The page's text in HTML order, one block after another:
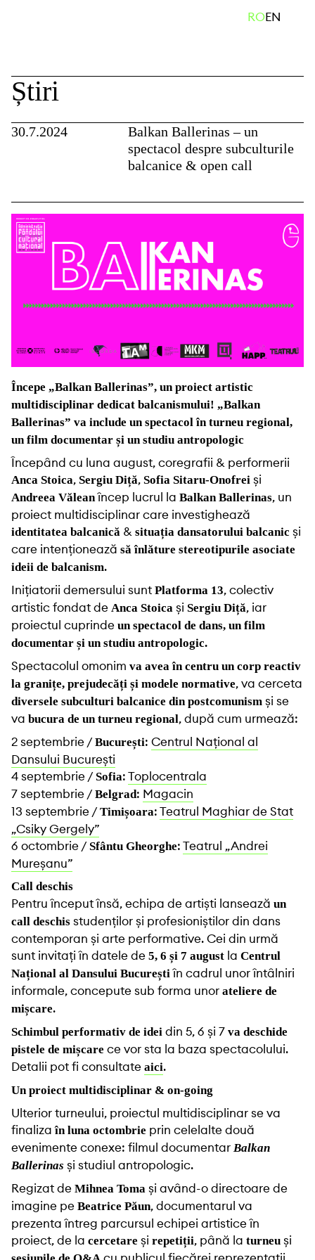
ROEN
Știri
30.7.2024
Balkan Ballerinas – un
spectacol despre subculturile
balcanice & open call
Începe „Balkan Ballerinas”, un proiect artistic
multidisciplinar dedicat balcanismului! „Balkan
Ballerinas” va include un spectacol în turneu regional,
un film documentar și un studiu antropologic
Începând cu luna august, coregrafii & performerii
Anca Stoica, Sergiu Diță, Sofia Sitaru-Onofrei și
Andreea Văleanîncep lucrul la Balkan Ballerinas, un
proiect multidisciplinar care investighează
identitatea balcanică & situația dansatorului balcanic și
care intenționează să înlăture stereotipurile asociate
ideii de balcanism.
Inițiatorii demersului sunt Platforma 13, colectiv
artistic fondat de Anca Stoica și Sergiu Diță, iar
proiectul cuprinde un spectacol de dans, un film
documentar și un studiu antropologic.
Spectacolul omonim va avea în centru un corp reactiv
la granițe, prejudecăți și modele normative, va cerceta
diversele subculturi balcanice din postcomunism și se
va bucura de un turneu regional, după cum urmează:
2 septembrie / București: Centrul Național al
Dansului București
4 septembrie / Sofia:Toplocentrala
7 septembrie / Belgrad: Magacin
13 septembrie / Timișoara:Teatrul Maghiar de Stat
„Csiky Gergely”
6 octombrie / Sfântu Gheorghe:Teatrul „Andrei
Mureșanu”
Call deschis
Pentru început însă, echipa de artiști lansează un
call deschis studenților și profesioniștilor din dans
contemporan și arte performative. Cei din urmă
sunt invitați în datele de 5, 6 și 7 august la Centrul
Național al Dansului Bucureștiîn cadrul unor întâlniri
informale, concepute sub forma unor ateliere de
mișcare.
Schimbul performativ de idei din 5, 6 și 7 va deschide
pistele de mișcare ce vor sta la baza spectacolului.
Detalii pot fi consultate aici.
Un proiect multidisciplinar & on-going
Ulterior turneului, proiectul multidisciplinar se va
finalizaîn luna octombrie prin celelalte două
evenimente conexe: filmul documentar Balkan
Ballerinas și studiul antropologic.
Regizat de Mihnea Toma și având-o directoare de
imagine pe Beatrice Păun, documentarul va
prezenta întreg parcursul echipei artistice în
proiect, de la cercetare și repetiții, până la turneu și